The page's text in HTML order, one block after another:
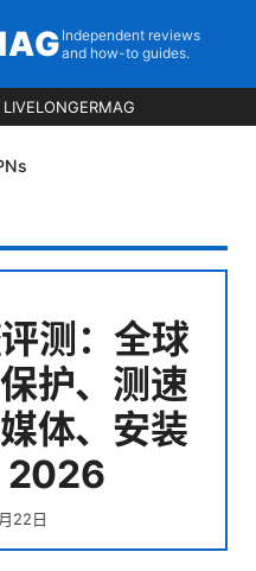
Independent reviews
and how-to guides.
测：全球
护、测速
体、安装
2026
22日